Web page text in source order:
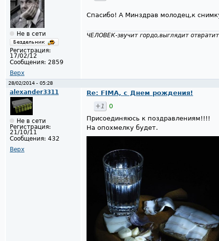
Не в сети
Регистрация:
17/02/12
Сообщения: 2859
Верх
Спасибо! А Минздрав молодец,к
ЧЕЛОВЕК-звучит гордо,выглядит
28/02/2014 - 05:28
alexander3311
Не в сети
Регистрация:
21/10/11
Сообщения: 432
Верх
Re: FIMA, с Днем рождения!
+1
0
Присоединяюсь к поздравлениям!!!!
На опохмелку будет.